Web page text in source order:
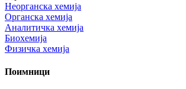
Неорганска хемија
Органска хемија
Аналитичка хемија
Биохемија
Физичка хемија
Поимници